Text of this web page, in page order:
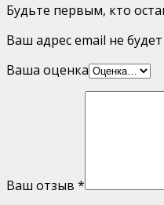
Будьте первым, кто
Ваш адрес email не
Ваша оценка
Ваш отзыв *